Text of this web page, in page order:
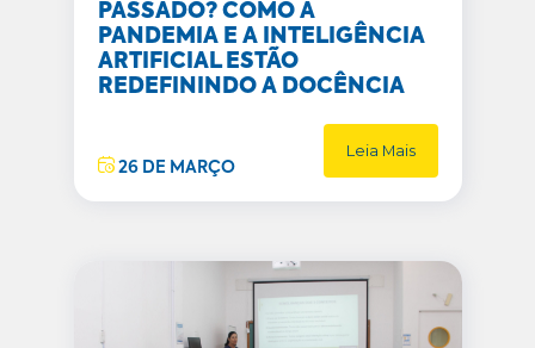
PASSADO? COMO A
PANDEMIA E A INTELIGÊNCIA
ARTIFICIAL ESTÃO
REDEFININDO A DOCÊNCIA
26 DE MARÇO
Leia Mais